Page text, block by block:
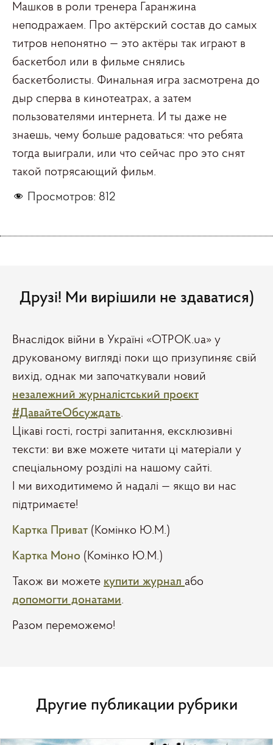
Машков в роли тренера Гаранжина
неподражаем. Про актёрский состав до самых
титров непонятно — это актёры так играют в
баскетбол или в фильме снялись
баскетболисты. Финальная игра засмотрена до
дыр сперва в кинотеатрах, а затем
пользователями интернета. И ты даже не
знаешь, чему больше радоваться: что ребята
тогда выиграли, или что сейчас про это снят
такой потрясающий фильм.
Просмотров: 812
Друзі! Ми вирішили не здаватися)
Внаслідок війни в Україні «ОТРОК.ua» у
друкованому вигляді поки що призупиняє свій
вихід, однак ми започаткували новий
незалежний журналістський проєкт
#ДавайтеОбсуждать.
Цікаві гості, гострі запитання, ексклюзивні
тексти: ви вже можете читати ці матеріали у
спеціальному розділі на нашому сайті.
І ми виходитимемо й надалі — якщо ви нас
підтримаєте!
Картка Приват (Комінко Ю.М.)
Картка Моно (Комінко Ю.М.)
Також ви можете купити журнал або
допомогти донатами.
Разом переможемо!
Другие публикации рубрики